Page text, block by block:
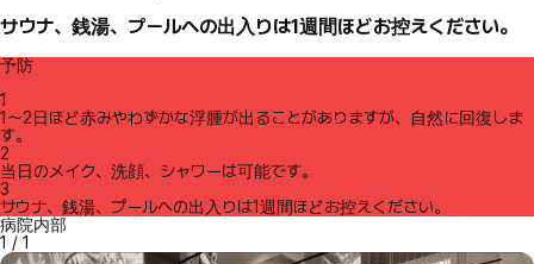
サウナ、銭湯、プールへの出入りは1週間ほどお控えください。
予防
1
1〜2日ほど赤みやわずかな浮腫が出ることがありますが、自然に回復しま
す。
2
当日のメイク、洗顔、シャワーは可能です。
3
サウナ、銭湯、プールへの出入りは1週間ほどお控えください。
病院内部
1 / 1